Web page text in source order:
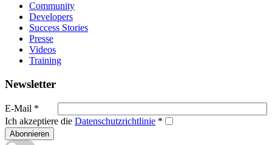
Community
Developers
Success Stories
Presse
Videos
Training
Newsletter
E-Mail *
Ich akzeptiere die Datenschutzrichtlinie *
Abonnieren